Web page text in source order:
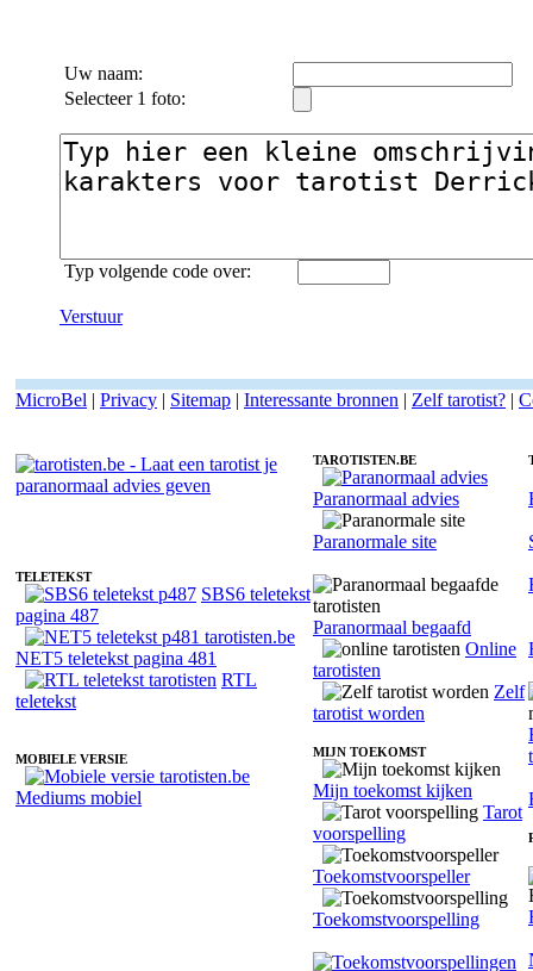
Uw naam:
Selecteer 1 foto:
Typ volgende code over:
Verstuur
MicroBel | Privacy | Sitemap | Interessante bronnen | Zelf tarotist? |
TELETEKST
SBS6 teletekst
pagina 487
NET5 teletekst pagina 481
RTL
teletekst
MOBIELE VERSIE
Mediums mobiel
TAROTISTEN.BE
Paranormaal advies
Paranormale site
Paranormaal begaafd
Online
tarotisten
Zelf
tarotist worden
MIJN TOEKOMST
Mijn toekomst kijken
Tarot
voorspelling
Toekomstvoorspeller
Toekomstvoorspelling